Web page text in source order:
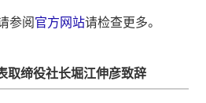
参阅官方网站请检查更多。
缔役社长堀江伸彦致辞